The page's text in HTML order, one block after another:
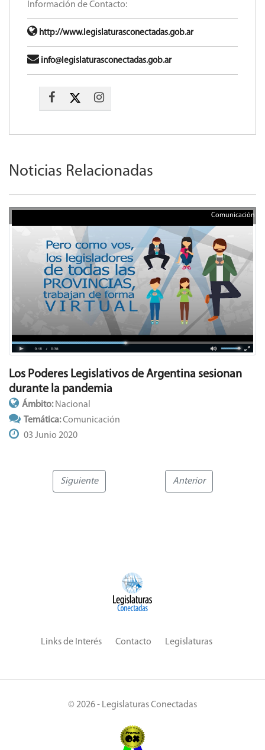
Información de Contacto:
http://www.legislaturasconectadas.gob.ar
info@legislaturasconectadas.gob.ar
Noticias Relacionadas
Comunicación
Los Poderes Legislativos de Argentina sesionan
durante la pandemia
Ámbito: Nacional
Temática:Comunicación
03 Junio 2020
Siguiente Anterior
Links de Interés Contacto Legislaturas
© 2026 - Legislaturas Conectadas